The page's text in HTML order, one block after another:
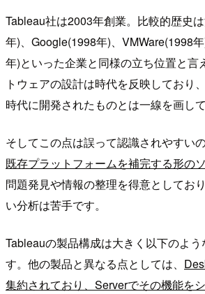
Tableau社は2003年創業。比較的歴史
年)、Google(1998年)、VMWare(1998
年)といった企業と同様の立ち位置と言
トウェアの設計は時代を反映しており
時代に開発されたものとは一線を画し
そしてこの点は誤って認識されやすいの
既存プラットフォームを補完する形の
問題発見や情報の整理を得意としてお
い分析は苦手です。
Tableauの製品構成は大きく以下のよう
す。他の製品と異なる点としては、
集約されており、Serverでその機能を